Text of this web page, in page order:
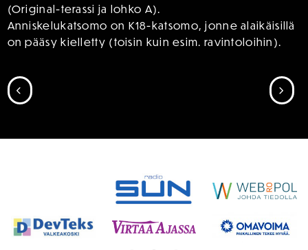
(Original-terassi ja lohko A).
Anniskelukatsomo on K18-katsomo, jonne alaikäisillä
on pääsy kielletty (toisin kuin esim. ravintoloihin).
SIIRRY EDELLISEEN